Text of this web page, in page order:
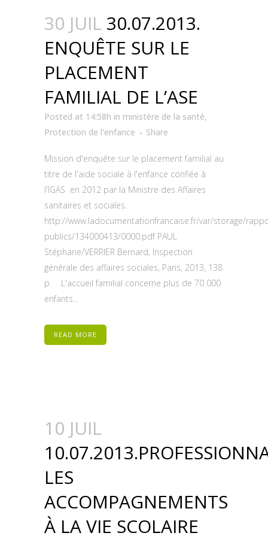
30 JUIL 30.07.2013.
ENQUÊTE SUR LE
PLACEMENT
FAMILIAL DE L’ASE
Posted at 14:58h in ministère de la santé,
Protection de l'enfance
Share
Mission d'enquête sur le placement familial au
titre de l'aide sociale à l'enfance confiée à
l'IGAS en 2012 par la Ministre des Affaires
sanitaires et sociales.
http://www.ladocumentationfrancaise.fr/var/storage/
publics/134000413/0000.pdf PAUL
Stéphane/VERRIER Bernard, Inspection
générale des affaires sociales, Paris, 2013, 138
p. L'accueil familial concerne plus de 70 000
enfants...
READ MORE
10 JUIL
LES
ACCOMPAGNEMENTS
À LA VIE SCOLAIRE